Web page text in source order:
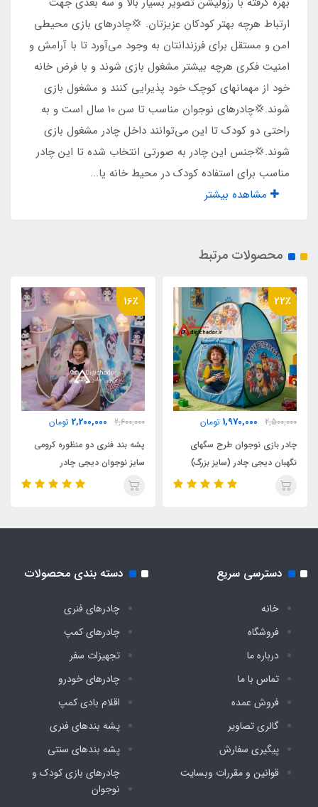
نوع زیپ ها
شماره 5
نوع چاپ تصویر
چاپ بنری
مناسب برای بازی
جنس کف
پلی استر پشت نقره ضد آب
وزن
2500 گرم
اقلام همراه
کیف حمل مخصوص بنددار کوله ای
نوع اسکلت
ابریشم
ارتباط هرچه بهتر کودکان عزیزتان. 💢چادرهای بازی محیطی
امن و مستقل برای فرزندانتان به وجود می‌آورد تا با آرامش و
امنیت فکری هرچه بیشتر مشغول بازی شوند و با فرض خانه
خود از مهمانهای کوچک خود پذیرایی کنند و مشغول بازی
شوند.💢چادرهای نوجوان مناسب تا سن 10 سال است و به
راحتی دو کودک تا این می‌توانند داخل چادر مشغول بازی
شوند.💢جنس این چادر به صورتی انتخاب شده تا این چادر
مناسب برای استفاده کودک در محیط خانه یا...
مشاهده بیشتر
محصولات مرتبط
22٪
2,500,000
1,970,000 تومان
چادر بازی نوجوان طرح سگهای
نگهبان دیجی چادر (سایز بزرگ)
16٪
2,600,000
2,200,000 تومان
پشه بند فنری دو منظوره کرومی
سایز نوجوان دیجی چادر
دسترسی سریع
خانه
فروشگاه
درباره ما
تماس با ما
فروش عمده
گالری تصاویر
پیگیری سفارش
قوانین و مقررات وبسایت
دسته بندی محصولات
چادرهای فنری
چادرهای کمپ
تجهیزات سفر
چادرهای خودرو
اقلام بادی کمپ
پشه‌ بندهای فنری
پشه‌ بندهای سنتی
چادرهای بازی کودک و
نوجوان